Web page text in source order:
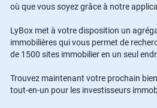
où que vous soyez grâce à notre
LyBox met à votre disposition un
immobilières qui vous permet de
de 1500 sites immobilier en un seul
Trouvez maintenant votre prochain
tout-en-un pour les investisseurs